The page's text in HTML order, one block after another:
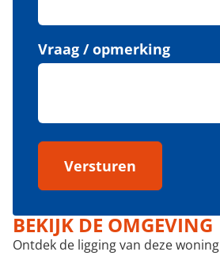
Vraag / opmerking
Versturen
BEKIJK DE OMGEVING
Ontdek de ligging van deze woning